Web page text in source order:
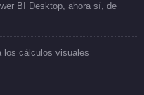
BI Desktop, ahora sí, de
los cálculos visuales